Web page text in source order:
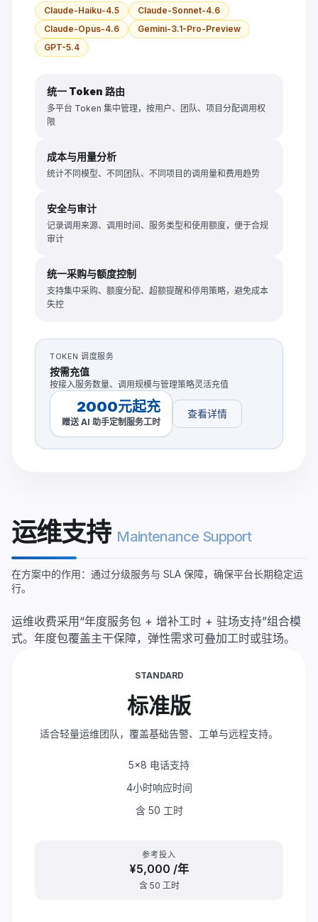
Claude-Haiku-4.5
Claude-Sonnet-4.6
Claude-Opus-4.6
Gemini-3.1-Pro-Preview
GPT-5.4
统一 Token 路由
多平台 Token 集中管理，按用户、团队、项目分配调用权
限
成本与用量分析
统计不同模型、不同团队、不同项目的调用量和费用趋势
安全与审计
记录调用来源、调用时间、服务类型和使用额度，便于合规
审计
统一采购与额度控制
支持集中采购、额度分配、超额提醒和停用策略，避免成本
失控
TOKEN 调度服务
按需充值
按接入服务数量、调用规模与管理策略灵活充值
2000元起充
赠送 AI 助手定制服务工时
查看详情
运维支持 Maintenance Support
在方案中的作用：通过分级服务与 SLA 保障，确保平台长期稳定运
行。
运维收费采用“年度服务包 + 增补工时 + 驻场支持”组合模
式。年度包覆盖主干保障，弹性需求可叠加工时或驻场。
STANDARD
标准版
适合轻量运维团队，覆盖基础告警、工单与远程支持。
5x8 电话支持
4小时响应时间
含 50 工时
参考投入
¥5,000 /年
含 50 工时